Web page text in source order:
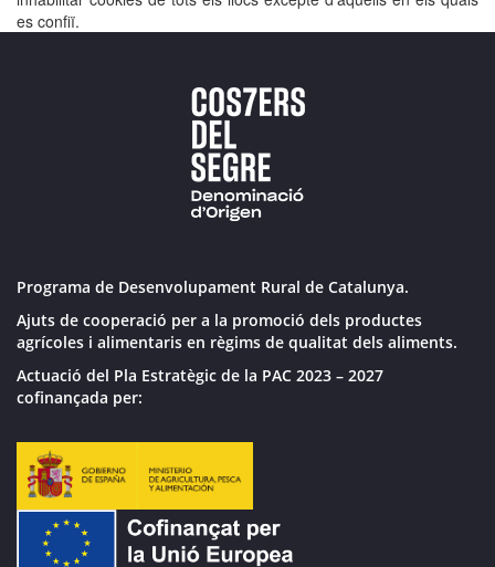
es confiï.
Programa de Desenvolupament Rural de Catalunya.
Ajuts de cooperació per a la promoció dels productes
agrícoles i alimentaris en règims de qualitat dels aliments.
Actuació del Pla Estratègic de la PAC 2023 – 2027
cofinançada per: